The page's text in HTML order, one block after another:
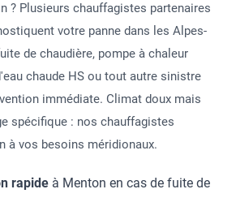
? Plusieurs chauffagistes partenaires
votre panne dans les Alpes-
de chaudière, pompe à chaleur
chaude HS ou tout autre sinistre
immédiate. Climat doux mais
spécifique : nos chauffagistes
à vos besoins méridionaux.
rapide à Menton en cas de fuite de